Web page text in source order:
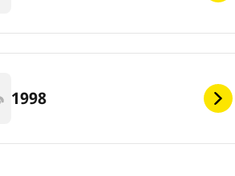
1998